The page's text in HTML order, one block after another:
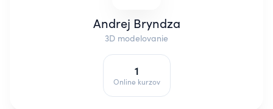
Andrej Bryndza
3D modelovanie
1
Online kurzov